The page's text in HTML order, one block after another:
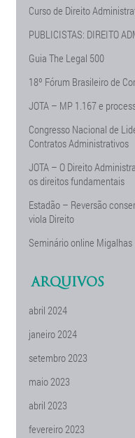
Curso de Direito
PUBLICISTAS: DIREITO
Guia The Legal 500
18º Fórum Brasileiro de
JOTA – MP 1.167 e
Congresso Nacional de
Contratos Administrativos
JOTA – O Direito
os direitos fundamentais
Estadão – Reversão
viola Direito
Seminário online Migalhas
ARQUIVOS
abril 2024
janeiro 2024
setembro 2023
maio 2023
abril 2023
fevereiro 2023